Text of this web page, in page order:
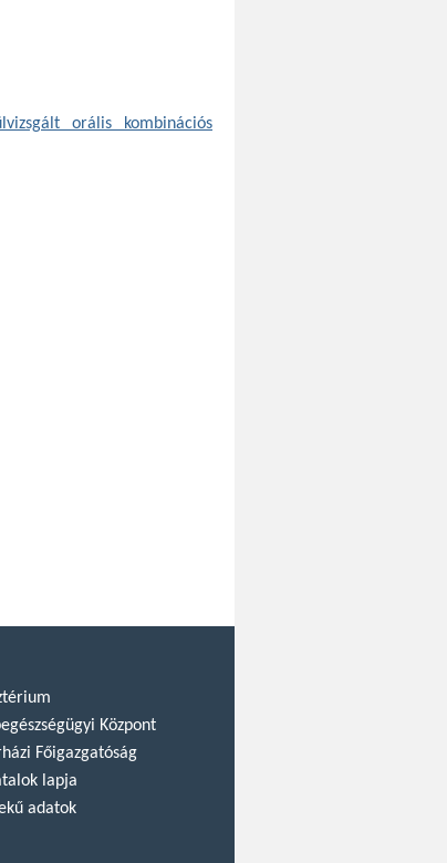
orális kombinációs
Központ
Főigazgatóság
lapja
adatok